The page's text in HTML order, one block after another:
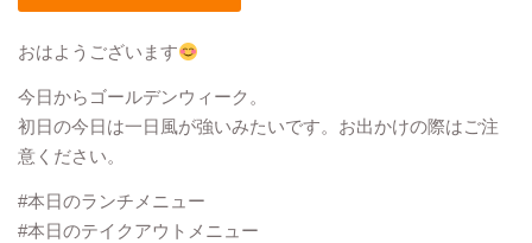
おはようございます
今日からゴールデンウィーク。
初日の今日は一日風が強いみたいです。お出かけの際はご注
意ください。
#本日のランチメニュー
#本日のテイクアウトメニュー